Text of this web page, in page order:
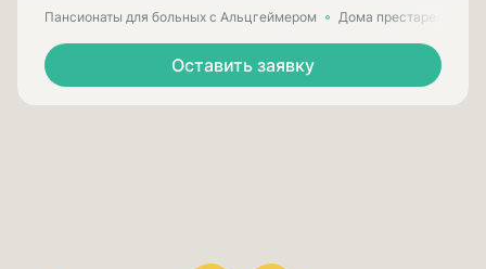
Пансионаты для больных с Альцгеймером Дома престарелых
Оставить заявку